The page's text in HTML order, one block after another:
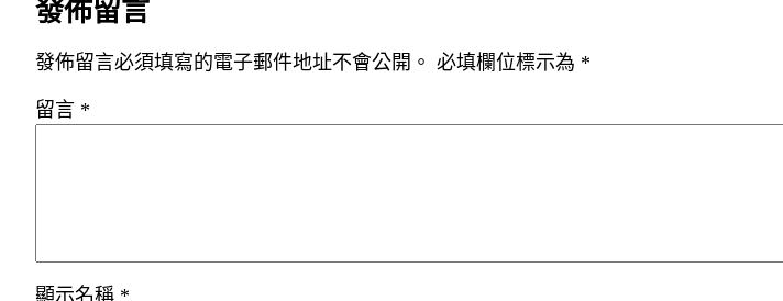
發佈留言
發佈留言必須填寫的電子郵件地址不會公開。 必填欄位標示為 *
留言 *
顯示名稱 *